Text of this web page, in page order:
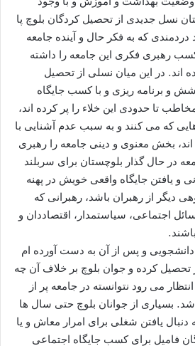
نسل جدیدی از تحصیل کردگان بلوچ پا
دردمندی که به فکر حال و آینده جامعه
کسب رهبری فکری این جامعه را داشته
اند. در این میان نسلی از تحصیل
و برنامه ریزی و با کسب جایگاه
تا حدودی این خلاء را پر کرده اند،
هایی که می کنند و به سبب عدم آشنایی با
اند، بخش معنوی و دینی جامعه را رهبری
در حال گذار بلوچستان برای سربلند
و یافتن جایگاه واقعی خویش در پهنه
دیگر از رهبران باشد، رهبرانی که
اجتماعی، سیاستمدار، اقتصاددان و
دانشجویی و پس از آن به دست آورده ام
کرده و جوان بلوچ بر خلاف آن چه
می رود نتوانسته در جامعه پر از
بسیاری از جوانان بلوچ حتی سال ها
یافتن شغلی برای امرار معاش و یا
فامیل برای کسب جایگاه اجتماعی